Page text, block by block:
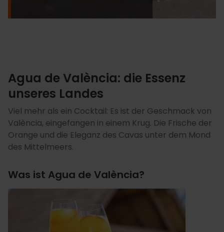
Agua de València: die Essenz
unseres Landes
Viel mehr als ein Cocktail: Es ist der Geschmack von
València, eingefangen in einem Krug. Die Frische der
Orange und die Eleganz des Cavas unter dem Mond
des Mittelmeers.
Was ist Agua de València?